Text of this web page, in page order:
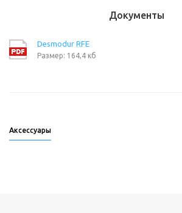
Документы
Desmodur RFE
Размер: 164,4 кб
Аксессуары